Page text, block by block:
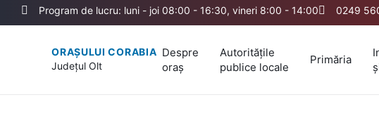
Program de lucru: luni - joi 08:00 - 16:30, vineri 8:00 - 14:00 0249
ORAȘULUI CORABIA
JudețulOlt
Despre
oraș
Autoritățile
publice locale
Primăria